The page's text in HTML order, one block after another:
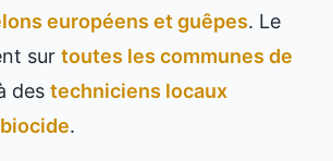
européens et guêpes. Le
sur toutes les communes de
des techniciens locaux
.